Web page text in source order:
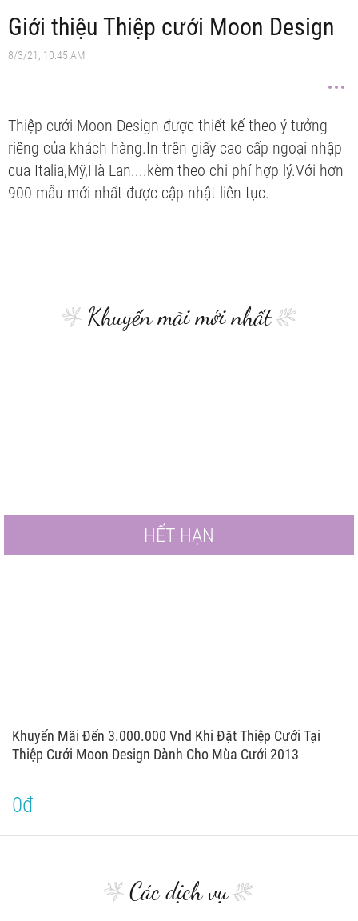
Giới thiệu Thiệp cưới Moon Design
8/3/21, 10:45 AM
Thiệp cưới Moon Design được thiết kế theo ý tưởng
riêng của khách hàng.In trên giấy cao cấp ngoại nhập
cua Italia,Mỹ,Hà Lan....kèm theo chi phí hợp lý.Với hơn
900 mẫu mới nhất được cập nhật liên tục.
Khuyến mãi mới nhất
HẾT HẠN
Khuyến Mãi Đến 3.000.000 Vnd Khi Đặt Thiệp Cưới Tại
Thiệp Cưới Moon Design Dành Cho Mùa Cưới 2013
0đ
Các dịch vụ